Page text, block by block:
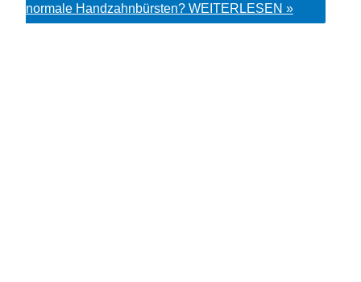
normale Handzahnbürsten?WEITERLESEN »